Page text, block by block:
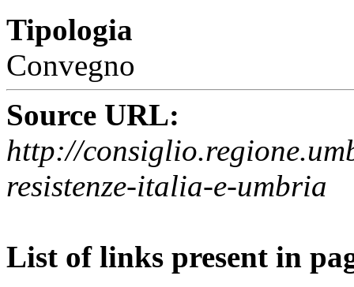
Tipologia
Convegno
Source URL:
http://
resistenze-italia-e-umbria
List of links present in